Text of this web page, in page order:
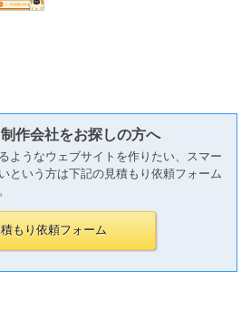
作会社をお探しの方へ
ようなウェブサイトを作りたい、スマー
という方は下記の見積もり依頼フォーム